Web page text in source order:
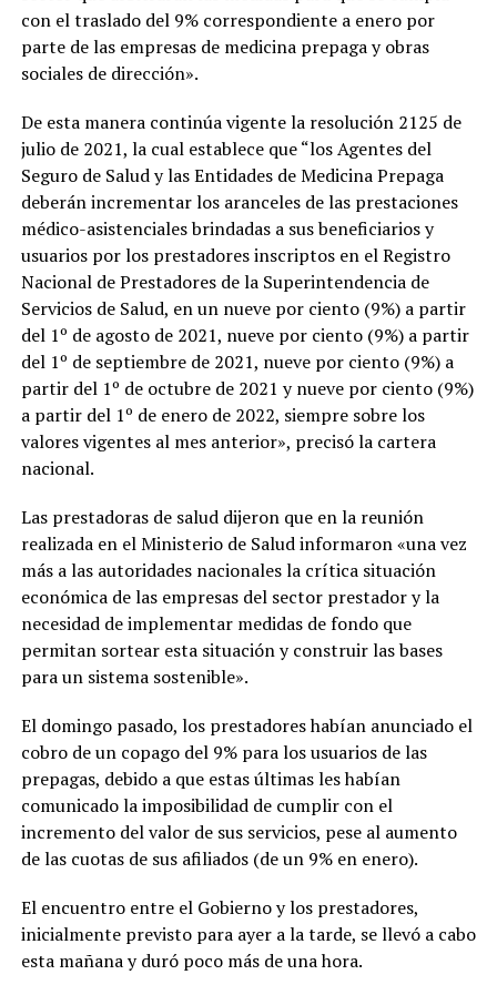
con el traslado del 9% correspondiente a enero por
parte de las empresas de medicina prepaga y obras
sociales de dirección».
De esta manera continúa vigente la resolución 2125 de
julio de 2021, la cual establece que “los Agentes del
Seguro de Salud y las Entidades de Medicina Prepaga
deberán incrementar los aranceles de las prestaciones
médico-asistenciales brindadas a sus beneficiarios y
usuarios por los prestadores inscriptos en el Registro
Nacional de Prestadores de la Superintendencia de
Servicios de Salud, en un nueve por ciento (9%) a partir
del 1º de agosto de 2021, nueve por ciento (9%) a partir
del 1º de septiembre de 2021, nueve por ciento (9%) a
partir del 1º de octubre de 2021 y nueve por ciento (9%)
a partir del 1º de enero de 2022, siempre sobre los
valores vigentes al mes anterior», precisó la cartera
nacional.
Las prestadoras de salud dijeron que en la reunión
realizada en el Ministerio de Salud informaron «una vez
más a las autoridades nacionales la crítica situación
económica de las empresas del sector prestador y la
necesidad de implementar medidas de fondo que
permitan sortear esta situación y construir las bases
para un sistema sostenible».
El domingo pasado, los prestadores habían anunciado el
cobro de un copago del 9% para los usuarios de las
prepagas, debido a que estas últimas les habían
comunicado la imposibilidad de cumplir con el
incremento del valor de sus servicios, pese al aumento
de las cuotas de sus afiliados (de un 9% en enero).
El encuentro entre el Gobierno y los prestadores,
inicialmente previsto para ayer a la tarde, se llevó a cabo
esta mañana y duró poco más de una hora.